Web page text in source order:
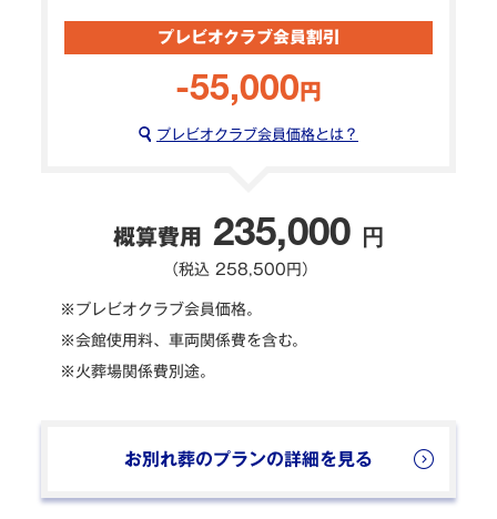
プレビオクラブ会員割引
-55,000 円
プレビオクラブ会員価格とは？
概算費用 235,000 円
（税込 258,500円）
※プレビオクラブ会員価格。
※会館使用料、車両関係費を含む。
※火葬場関係費別途。
お別れ葬のプランの詳細を見る